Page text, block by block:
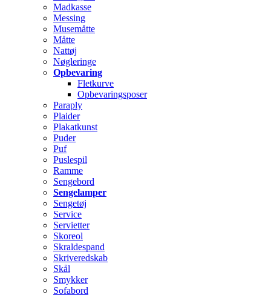
Madkasse
Messing
Musemåtte
Måtte
Nattøj
Nøgleringe
Opbevaring
Fletkurve
Opbevaringsposer
Paraply
Plaider
Plakatkunst
Puder
Puf
Puslespil
Ramme
Sengebord
Sengelamper
Sengetøj
Service
Servietter
Skoreol
Skraldespand
Skriveredskab
Skål
Smykker
Sofabord